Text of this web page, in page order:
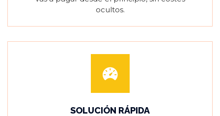
ocultos.
SOLUCIÓN RÁPIDA